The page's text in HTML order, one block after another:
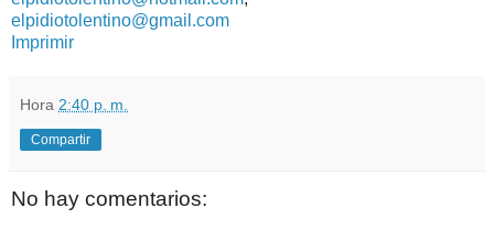
elpidiotolentino@gmail.com
Imprimir
Hora 2:40 p. m.
Compartir
No hay comentarios: